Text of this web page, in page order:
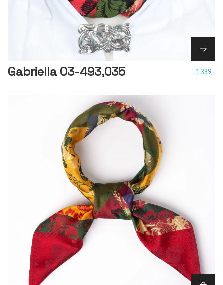
Gabriella 03-493,035 1 339,-